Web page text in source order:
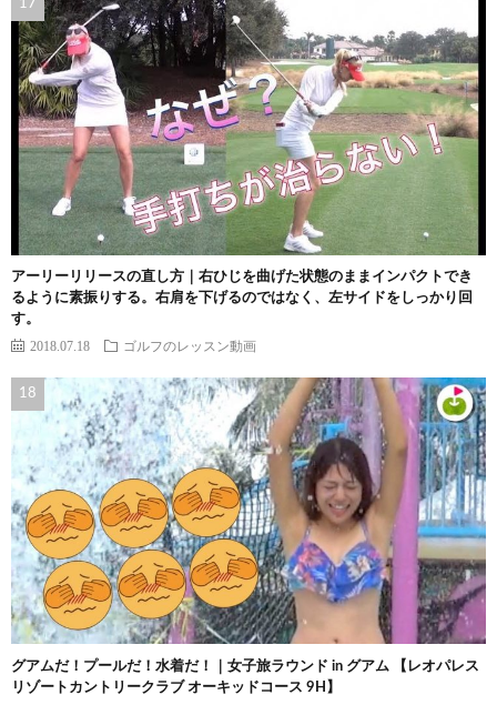
アーリーリリースの直し方｜右ひじを曲げた状態のままインパクトでき
るように素振りする。右肩を下げるのではなく、左サイドをしっかり回
す。
2018.07.18 ゴルフのレッスン動画
グアムだ！プールだ！水着だ！｜女子旅ラウンド in グアム 【レオパレス
リゾートカントリークラブ オーキッドコース 9H】